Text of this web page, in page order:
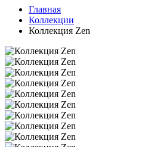
Главная
Коллекции
Коллекция Zen